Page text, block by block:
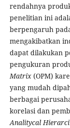
rendahnya
penelitian ini
berpengaruh
mengakibatkan
dapat dilakukan
pengukuran
Matrix(OPM)
yang mudah
berbagai
korelasi dan
Analitycal Hierarci